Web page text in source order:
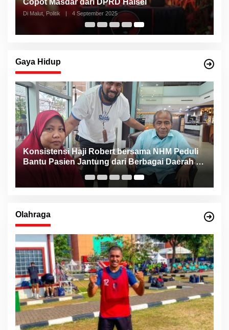
Copot Masdar dari DPRD Halsel
Di Malut, Politik 4 September 2025
Gaya Hidup
Konsistensi Haji Robert bersama NHM Peduli
Bantu Pasien Jantung dari Berbagai Daerah di
Maluku Utara
Olahraga